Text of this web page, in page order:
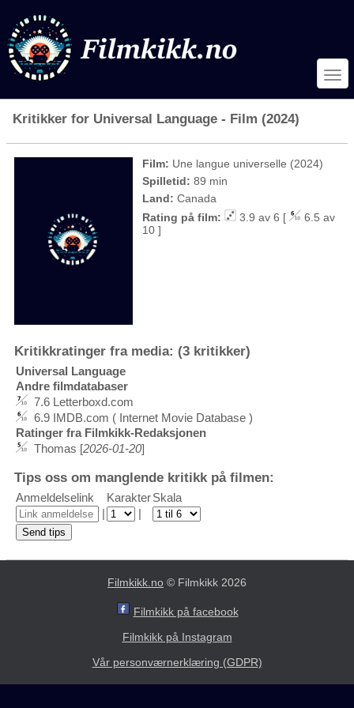
Kritikker for Universal Language - Film (2024)
Film: Une langue universelle (2024)
Spilletid: 89 min
Land: Canada
Rating på film:
3.9 av 6 [
6.5 av
10 ]
Kritikkratinger fra media: (3 kritikker)
Universal Language
Andre filmdatabaser
7.6 Letterboxd.com
6.9 IMDB.com ( Internet Movie Database )
Ratinger fra Filmkikk-Redaksjonen
Thomas [2026-01-20]
Tips oss om manglende kritikk på filmen:
Anmeldelselink KarakterSkala
|
|
Filmkikk.no © Filmkikk 2026
Filmkikk på facebook
Filmkikk på Instagram
Vår personværnerklæring (GDPR)